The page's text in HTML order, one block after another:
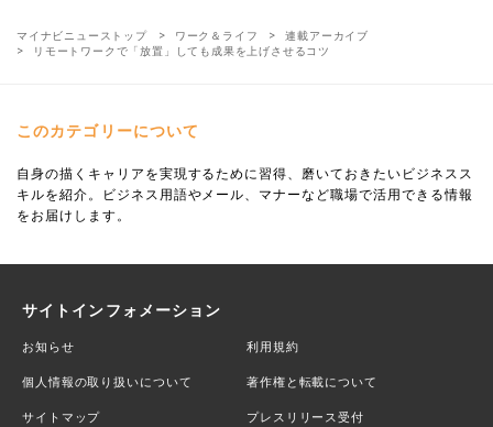
マイナビニューストップ ワーク＆ライフ
連載アーカイブ
リモートワークで「放置」しても成果を上げさせるコツ
このカテゴリーについて
自身の描くキャリアを実現するために習得、磨いておきたいビジネスス
キルを紹介。ビジネス用語やメール、マナーなど職場で活用できる情報
をお届けします。
サイトインフォメーション
お知らせ 利用規約
個人情報の取り扱いについて 著作権と転載について
サイトマップ プレスリリース受付